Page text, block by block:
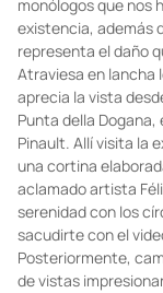
monólogos que nos
existencia, además
representa el daño
Atraviesa en lancha
aprecia la vista
Punta della
Pinault. Allí visita la
una cortina
aclamado artista
serenidad con los
sacudirte con el
Posteriormente,
de vistas